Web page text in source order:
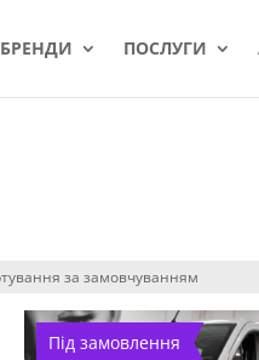
БРЕНДИ ПОСЛУГИ
Під замовлення